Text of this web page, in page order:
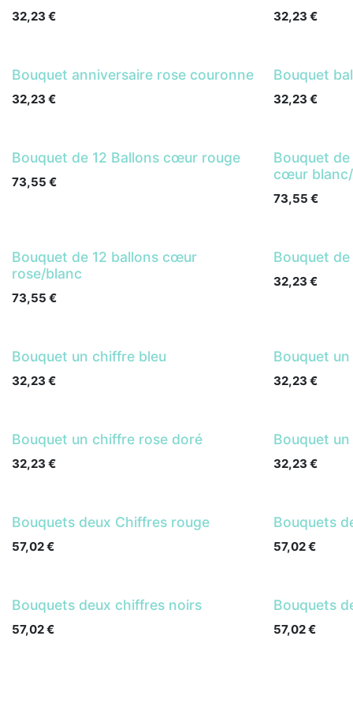
32,23 € 32,23 €
Bouquet anniversaire rose couronne
32,23 €
Bouquet
32,23 €
Bouquet de 12 Ballons cœur rouge
73,55 €
Bouquet
cœur
73,55 €
Bouquet de 12 ballons cœur
rose/blanc
73,55 €
Bouquet
32,23 €
Bouquet un chiffre bleu
32,23 €
Bouquet
32,23 €
Bouquet un chiffre rose doré
32,23 €
Bouquet
32,23 €
Bouquets deux Chiffres rouge
57,02€
Bouquets
57,02€
Bouquets deux chiffres noirs
57,02€
Bouquets
57,02€